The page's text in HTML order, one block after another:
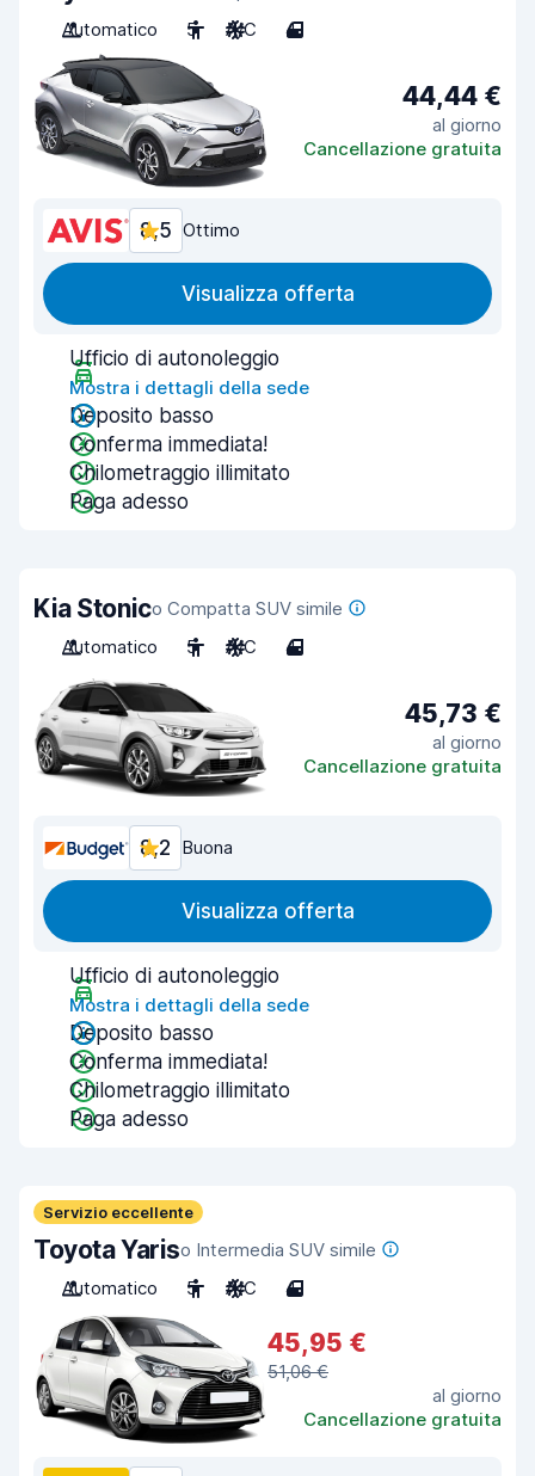
Automatico
5 A/C 4
44,44 €
al giorno
Cancellazione gratuita
8,5 Ottimo
Visualizza offerta
Ufficio di autonoleggio
Mostra i dettagli della sede
Deposito basso
Conferma immediata!
Chilometraggio illimitato
Paga adesso
Kia Stonico Compatta SUV simile
Automatico
5 A/C 4
45,73 €
al giorno
Cancellazione gratuita
8,2 Buona
Visualizza offerta
Ufficio di autonoleggio
Mostra i dettagli della sede
Deposito basso
Conferma immediata!
Chilometraggio illimitato
Paga adesso
Servizio eccellente
Toyota Yariso Intermedia SUV simile
Automatico
5 A/C 4
45,95 €
51,06 €
al giorno
Cancellazione gratuita